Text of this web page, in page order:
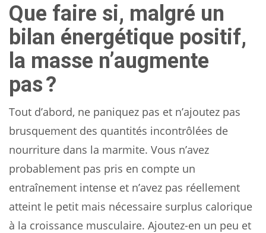
Que faire si, malgré un
bilan énergétique positif,
la masse n’augmente
pas ?
Tout d’abord, ne paniquez pas et n’ajoutez pas
brusquement des quantités incontrôlées de
nourriture dans la marmite. Vous n’avez
probablement pas pris en compte un
entraînement intense et n’avez pas réellement
atteint le petit mais nécessaire surplus calorique
à la croissance musculaire. Ajoutez-en un peu et